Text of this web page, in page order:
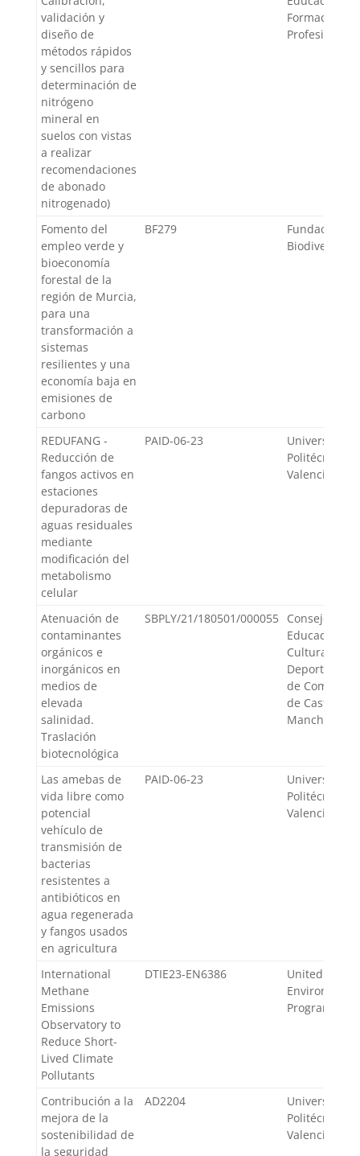
validación y
diseño de
métodos rápidos
y sencillos para
determinación de
nitrógeno
mineral en
suelos con vistas
a realizar
recomendaciones
de abonado
nitrogenado)
Formación
Profesional
Fomento del
empleo verde y
bioeconomía
forestal de la
región de Murcia,
para una
transformación a
sistemas
resilientes y una
economía baja en
emisiones de
carbono
BF279
Fundación
Biodiversidad
REDUFANG -
Reducción de
fangos activos en
estaciones
depuradoras de
aguas residuales
mediante
modificación del
metabolismo
celular
PAID-06-23
Universidad
Politécnica
Valencia
Atenuación de
contaminantes
orgánicos e
inorgánicos en
medios de
elevada
salinidad.
Traslación
biotecnológica
SBPLY/21/180501/000055 Consejería de
Educación,
Cultura y
Deportes,
de
de Castilla-La
Mancha
Las amebas de
vida libre como
potencial
vehículo de
transmisión de
bacterias
resistentes a
antibióticos en
agua regenerada
y fangos usados
en agricultura
PAID-06-23
Universidad
Politécnica
Valencia
International
Methane
Emissions
Observatory to
Reduce Short-
Lived Climate
Pollutants
DTIE23-EN6386
United
Environment
Programme
Contribución a la
mejora de la
sostenibilidad de
la seguridad
AD2204
Universidad
Politécnica
Valencia